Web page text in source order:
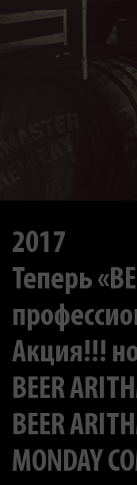
2017
Теперь
Акция!!!
BEER
BEER
MONDAY